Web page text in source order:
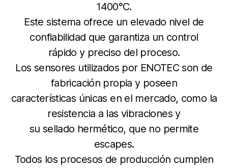
1400°C.
Este sistema ofrece un elevado nivel de
confiabilidad que garantiza un control
rápido y preciso del proceso.
Los sensores utilizados por ENOTEC son de
fabricación propia y poseen
características únicas en el mercado, como la
resistencia a las vibraciones y
su sellado hermético, que no permite
escapes.
Todos los procesos de producción cumplen